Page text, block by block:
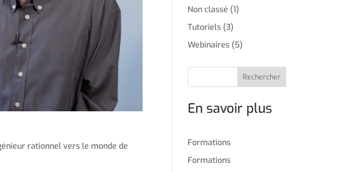
rationnel vers le monde de
Non classé (1)
Tutoriels (3)
Webinaires (5)
Rechercher
En savoir plus
Formations
Formations